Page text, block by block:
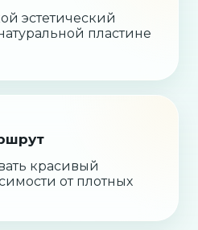
эстетический
пластине
красивый
от плотных